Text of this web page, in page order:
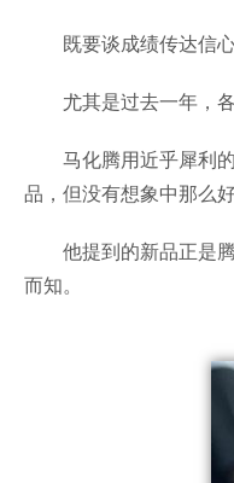
既要谈成绩传达信
尤其是过去一年，
马化腾用近乎犀利
品，但没有想象中那么好
他提到的新品正是
而知。